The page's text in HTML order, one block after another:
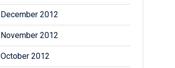
December 2012
November 2012
October 2012